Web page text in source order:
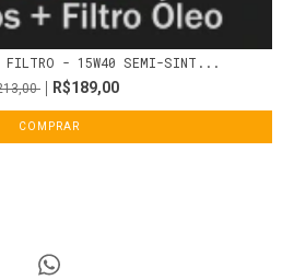
FILTRO - 15W40 SEMI-SINT...
R$189,00
COMPRAR